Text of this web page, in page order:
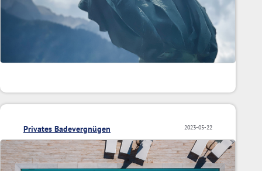
2023-05-22
Privates Badevergnügen